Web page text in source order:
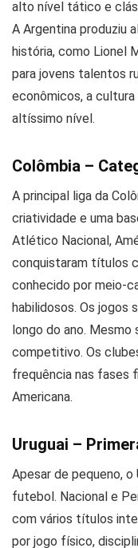
alto nível tático e
A Argentina produziu
história, como Lionel
para jovens talentos
econômicos, a
altíssimo nível.
Colômbia –
A principal liga da
criatividade e uma
Atlético Nacional,
conquistaram títulos
conhecido por meio-
habilidosos. Os jogos
longo do ano.
competitivo. Os
frequência nas fases
Americana.
Uruguai –
Apesar de pequeno,
futebol. Nacional e
com vários títulos
por jogo físico,